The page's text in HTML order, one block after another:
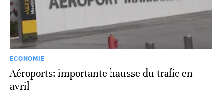
ECONOMIE
Aéroports: importante hausse du trafic en
avril